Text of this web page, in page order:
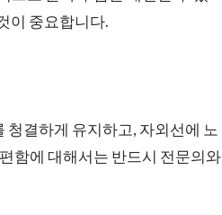
이 중요합니다.
결하게 유지하고, 자외선에 노
함에 대해서는 반드시 전문의와